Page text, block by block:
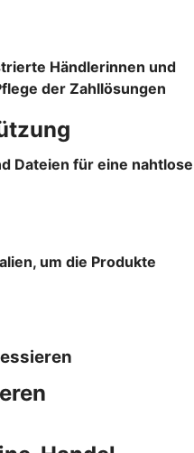
Händlerinnen und
der Zahllösungen
Dateien für eine nahtlose
um die Produkte